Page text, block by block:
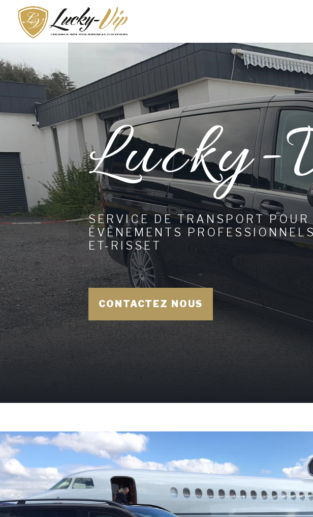
Lucky-
SERVICE DE TRANSPORT POUR
ÉVÈNEMENTS
ET-RISSET
CONTACTEZ NOUS